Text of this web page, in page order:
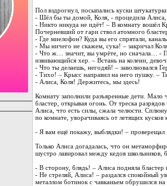
Пол вздрогнул, посыпались куски
- Шёл бы ты домой, Коля, - процедила Алиса,
- Никто никуда не идёт! – В комнату вошёл
Почерневший от гари ствол атомного
- Где миелофон? Куда вы его спрятали,
- Мы ничего не скажем, сука! – закричал
- Что ж… значит, вы умрёте, но сначала… -
извивающийся хер. – Встань на колени,
- Что ты делаешь, негодяй! – заволновался
- Тихо! – Крысс направил на него пушку. –
- Алиса, Коля! Держитесь, мы здесь!
Комнату заполнили разъяренные дети. Мало
бластер, открывая огонь. От треска
Алиса, что есть силы, сжала челюсти.
по комнате, уворачиваясь от летящих
- Я вам ещё покажу, выблядки! –
Только Алиса догадалась, что он
шустро лавировал между кедов школьников,
- В сторону, блядь! – Алиса подняла
- Не стреляй, Алиса! – раздался спокойный
металлом ботинок с чавканьем обрушился на